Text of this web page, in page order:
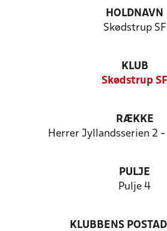
HOLDNAVN
Skødstrup SF
KLUB
Skødstrup SF
RÆKKE
Herrer Jyllandsserien 2
PULJE
Pulje 4
KLUBBENS